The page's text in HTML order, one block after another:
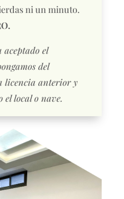
ni un minuto.
aceptado el
del
licencia anterior y
el local o nave.